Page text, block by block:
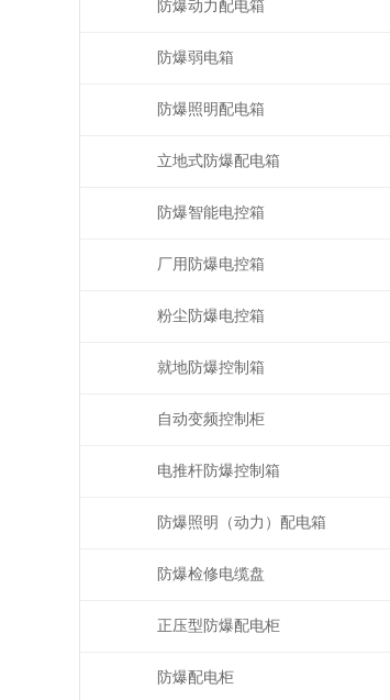
防爆动力配电箱
防爆弱电箱
防爆照明配电箱
立地式防爆配电箱
防爆智能电控箱
厂用防爆电控箱
粉尘防爆电控箱
就地防爆控制箱
自动变频控制柜
电推杆防爆控制箱
防爆照明（动力）配电箱
防爆检修电缆盘
正压型防爆配电柜
防爆配电柜